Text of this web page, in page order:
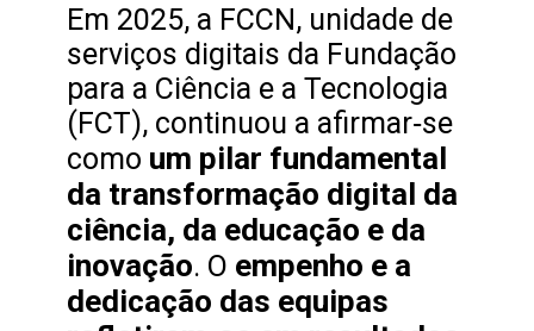
Em 2025, a FCCN, unidade de
serviços digitais da Fundação
para a Ciência e a Tecnologia
(FCT), continuou a afirmar‑se
como um pilar fundamental
da transformação digital da
ciência, da educação e da
inovação. O empenho e a
dedicação das equipas